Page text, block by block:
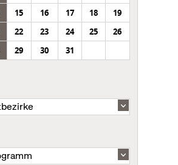
15 16 17 18
19
22 23 24 25
26
29 30 31